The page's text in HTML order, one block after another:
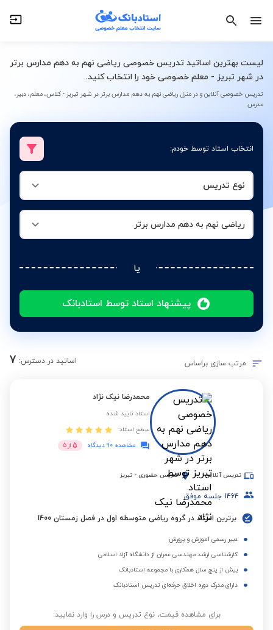
لیست بهترین اساتید تدریس خصوصی ریاضی نهم به دهم مدارس برتر
در شهر تبریز - معلم خصوصی خود را انتخاب کنید.
تدریس خصوصی آنلاین و در منزل ریاضی نهم به دهم مدارس برتر در شهر تبریز - کلاس، معلم، دبیر،
مدرس
انتخاب استاد توسط خودم:
نوع تدریس
ریاضی نهم به دهم مدارس برتر
یا
پیشنهاد استاد توسط استادبانک
مرتب سازی براساس اساتید در دسترس: 7
محمدرضا نیک نژاد
استاد تایید شده
سطح استاد:
مشاهده 90 دیدگاه
5 از 5
تدریس آنلاین تدریس حضوری - تبریز
1464 جلسه موفق
برترین استاد در گروه ریاضی متوسطه اول در فصل زمستان 1400
دبیر رسمی آموزش و پرورش
کارشناسی ارشد مهندسی عمران از دانشگاه آزاد اسلامی
بیش از پنج سال همکاری با مجموعه استادبانک
دارای مدرک دوره اخلاق حرفه‌ای تدریس استادبانک
برای مشاهده قیمت، نوع تدریس و درس را وارد نمایید: